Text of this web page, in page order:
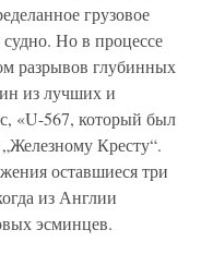
грузовое
Но в процессе
разрывов глубинных
из лучших и
«U-567, который был
Кресту“.
оставшиеся три
из Англии
эсминцев.